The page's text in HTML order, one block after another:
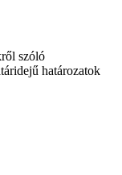
szóló
határozatok